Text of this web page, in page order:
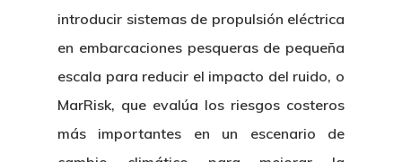
introducir sistemas de propulsión eléctrica
en embarcaciones pesqueras de pequeña
escala para reducir el impacto del ruido, o
MarRisk, que evalúa los riesgos costeros
más importantes en un escenario de